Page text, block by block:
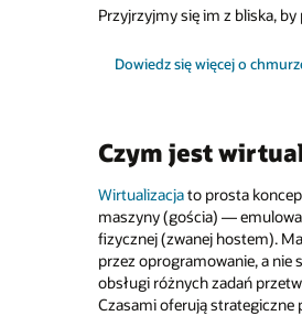
Przyjrzyjmy się im z bliska,
Dowiedz się więcej o
Czym jest
Wirtualizacjato prosta
maszyny (gościa) —
fizycznej (zwanej hostem).
przez oprogramowanie, a
obsługi różnych zadań
Czasami oferują strategiczne